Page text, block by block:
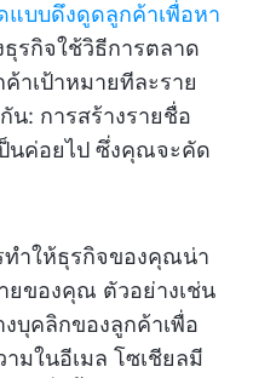
แบบดึงดูดลูกค้าเพื่อหา
รกิจใช้วิธีการตลาด
าเป้าหมายทีละราย
น: การสร้างรายชื่อ
นค่อยไป ซึ่งคุณจะคัด
ำให้ธุรกิจของคุณน่า
ยของคุณ ตัวอย่างเช่น
บุคลิกของลูกค้าเพื่อ
มในอีเมล โซเชียลมี